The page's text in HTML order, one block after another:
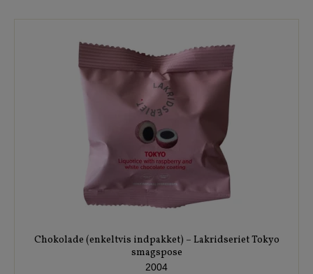
Chokolade (enkeltvis indpakket) – Lakridseriet Tokyo
smagspose
2004